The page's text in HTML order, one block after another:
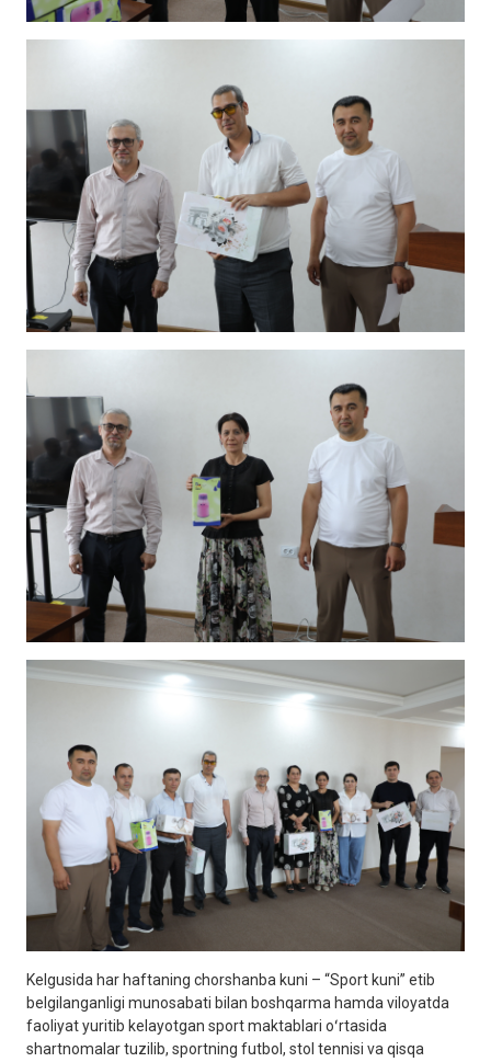
Kelgusida har haftaning chorshanba kuni – “Sport kuni” etib
belgilanganligi munosabati bilan boshqarma hamda viloyatda
faoliyat yuritib kelayotgan sport maktablari oʻrtasida
shartnomalar tuzilib, sportning futbol, stol tennisi va qisqa